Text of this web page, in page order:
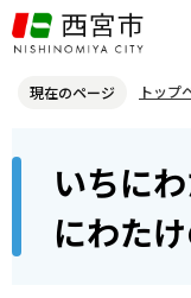
こ
の
ジ
頭
現在のページ トップ
いちにわたけのこ会（
いちに
にわたけ